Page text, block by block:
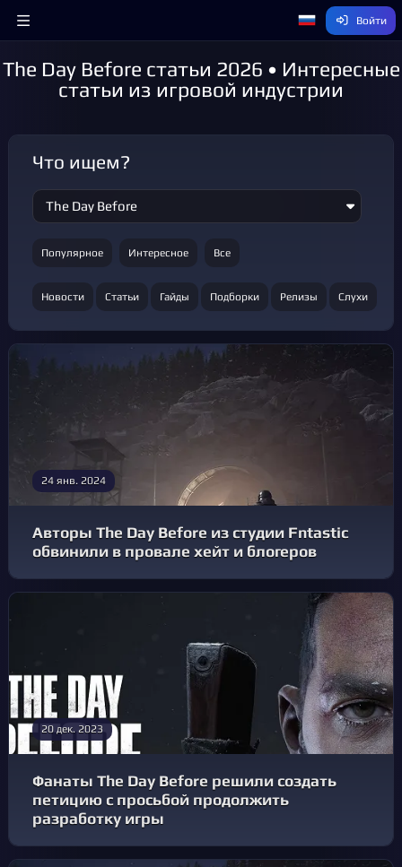
Войти
The Day Before статьи 2026 • Интересные
статьи из игровой индустрии
Что ищем?
Популярное Интересное Все
Новости Статьи Гайды Подборки Релизы Слухи
24 янв. 2024
Авторы The Day Before из студии Fntastic
обвинили в провале хейт и блогеров
20 дек. 2023
Фанаты The Day Before решили создать
петицию с просьбой продолжить
разработку игры